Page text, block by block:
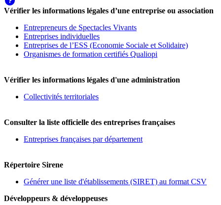
Vérifier les informations légales d’une entreprise ou association
Entrepreneurs de Spectacles Vivants
Entreprises individuelles
Entreprises de l’ESS (Economie Sociale et Solidaire)
Organismes de formation certifiés Qualiopi
Vérifier les informations légales d'une administration
Collectivités territoriales
Consulter la liste officielle des entreprises françaises
Entreprises françaises par département
Répertoire Sirene
Générer une liste d'établissements (SIRET) au format CSV
Développeurs & développeuses